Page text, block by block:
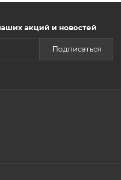
акций и новостей
Подписаться